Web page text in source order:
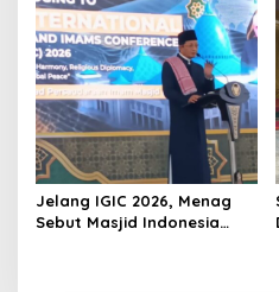
Jelang IGIC 2026, Menag
Sebut Masjid Indonesia